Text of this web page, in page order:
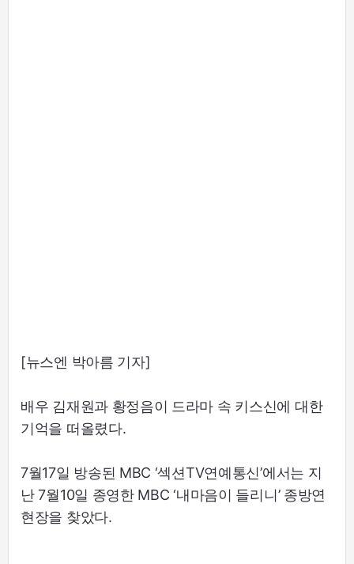
[뉴스엔 박아름 기자]
배우 김재원과 황정음이 드라마 속 키스신에 대한
기억을 떠올렸다.
7월17일 방송된 MBC ‘섹션TV연예통신’에서는 지
난 7월10일 종영한 MBC ‘내마음이 들리니’ 종방연
현장을 찾았다.